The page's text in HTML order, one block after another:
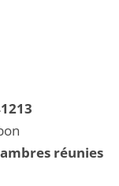
réunies